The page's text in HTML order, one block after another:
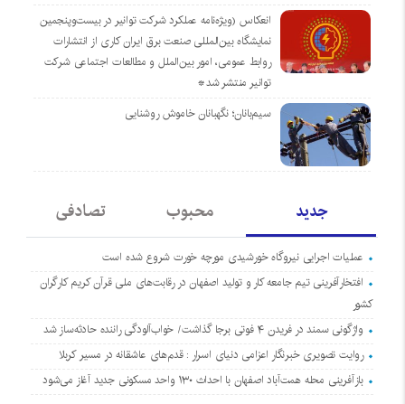
انعکاس (ویژه‌نامه عملکرد شرکت توانیر در بیست‌وپنجمین
نمایشگاه بین‌المللی صنعت برق ایران کاری از انتشارات
روابط عمومی، امور بین‌الملل و مطالعات اجتماعی شرکت
توانیر منتشر شد*
سیم‌بانان؛ نگهبانان خاموش روشنایی
جدید محبوب تصادفی
عملیات اجرایی نیروگاه خورشیدی مورچه خورت شروع شده است
افتخارآفرینی تیم جامعه کار و تولید اصفهان در رقابت‌های ملی قرآن کریم کارگران
کشور
واژگونی سمند در فریدن ۴ فوتی برجا گذاشت/ خواب‌آلودگی راننده حادثه‌ساز شد
روایت تصویری خبرنگار اعزامی دنیای اسرار : قدم‌های عاشقانه در مسیر کربلا
بازآفرینی محله همت‌آباد اصفهان با احداث ۱۳۰ واحد مسکونی جدید آغاز می‌شود